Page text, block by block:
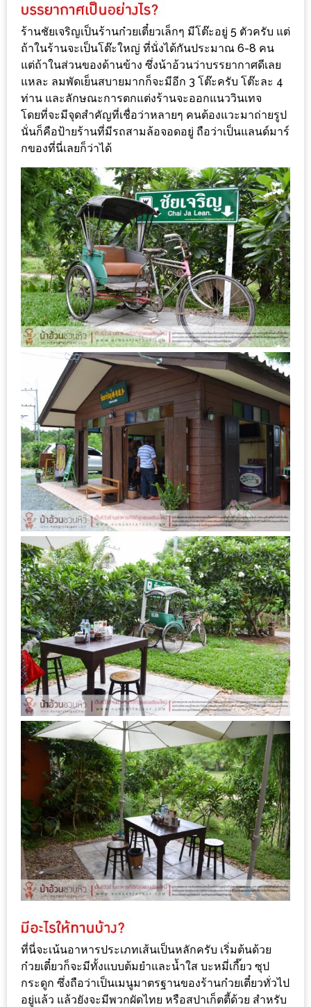
งาน
เดียว
ทั้ง
ช้อป
กิน
เที่ยว
พร้อม
โปร
โม
ชั่น
สำหรับ
คน
รัก
บ้าน
มากมาย
MAPS
MY
ACCOUNT
NEW
FACEBOOK
TIMELINE
POLICY
OKTOBERFEST
ครั้ง
ที่
2
เทศกาล
เบียร์
ที่
ใหญ่
ที่สุด
ใน
โลก
กับ
โรง
แรม
ฮอ
ลิ
เดย์
อินน์
เชียงใหม่
PANDA
TIME
:
ทำไม
เรา
ไม่
ทำ
ร้านชัยเจริญเป็นร้านก๋วยเตี๋ยวเล็กๆ มีโต๊ะอยู่ 5 ตัวครับ แต่
ถ้าในร้านจะเป็นโต๊ะใหญ่ ที่นั่งได้กันประมาณ 6-8 คน
แต่ถ้าในส่วนของด้านข้าง ซึ่งน้าอ้วนว่าบรรยากาศดีเลย
แหละ ลมพัดเย็นสบายมากก็จะมีอีก 3 โต๊ะครับ โต๊ะละ 4
ท่าน และลักษณะการตกแต่งร้านจะออกแนววินเทจ
โดยที่จะมีจุดสำคัญที่เชื่อว่าหลายๆ คนต้องแวะมาถ่ายรูป
นั่นก็คือป้ายร้านที่มีรถสามล้อจอดอยู่ ถือว่าเป็นแลนด์มาร์
กของที่นี่เลยก็ว่าได้
ที่นี่จะเน้นอาหารประเภทเส้นเป็นหลักครับ เริ่มต้นด้วย
ก๋วยเตี๋ยวก็จะมีทั้งแบบต้มยำและน้ำใส บะหมี่เกี๊ยว ซุป
กระดูก ซึ่งถือว่าเป็นเมนูมาตรฐานของร้านก๋วยเตี๋ยวทั่วไป
อยู่แล้ว แล้วยังจะมีพวกผัดไทย หรือสปาเก็ตตี้ด้วย สำหรับ